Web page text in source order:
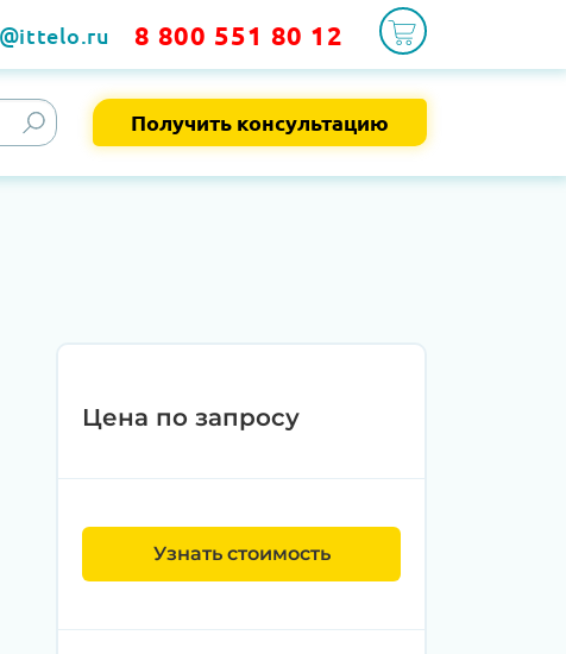
8 800 551 80 12
Получить консультацию
Цена по запросу
Узнать стоимость